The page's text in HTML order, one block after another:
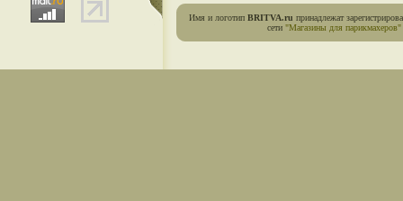
Имя и логотип BRITVA.ru принадлежат
сети "Магазины для парикмахеров"